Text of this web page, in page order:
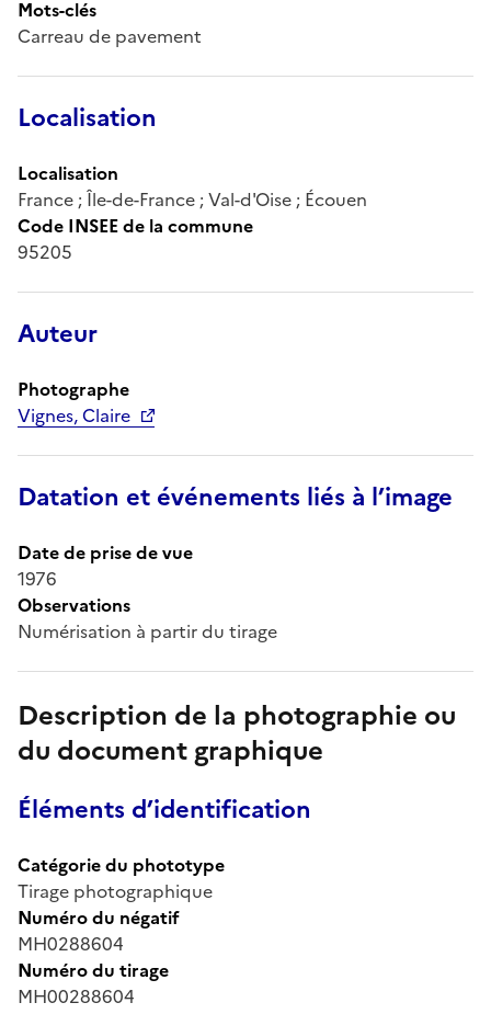
Mots-clés
Carreau de pavement
Localisation
Localisation
France ; Île-de-France ; Val-d'Oise ; Écouen
Code INSEE de la commune
95205
Auteur
Photographe
Vignes, Claire
Datation et événements liés à l’image
Date de prise de vue
1976
Observations
Numérisation à partir du tirage
Description de la photographie ou
du document graphique
Éléments d’identification
Catégorie du phototype
Tirage photographique
Numéro du négatif
MH0288604
Numéro du tirage
MH00288604